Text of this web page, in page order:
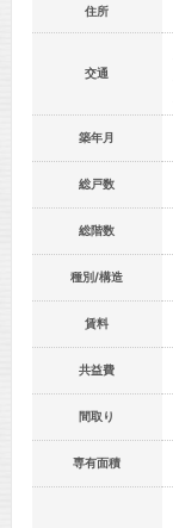
住所
交通
築年月
総戸数
総階数
種別/構造
賃料
共益費
間取り
専有面積